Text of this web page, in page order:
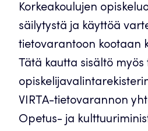
Korkeakoulujen
säilytystä ja käyttöä
tietovarantoon kootaan
Tätä kautta sisältö
VIRTA-tietovarannon
Opetus- ja